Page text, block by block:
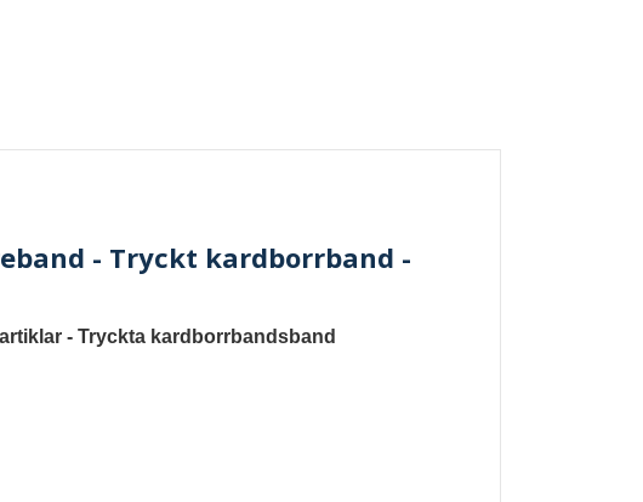
- Tryckt kardborrband -
-Tryckta kardborrbandsband